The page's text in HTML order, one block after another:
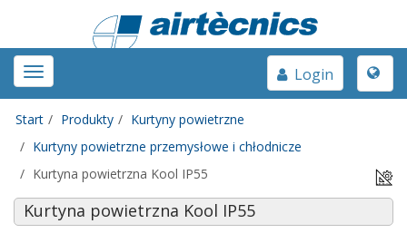
Toggle
navigation
Toggle
Login
Start Produkty
Kurtyny powietrzne
Kurtyny powietrzne przemysłowe i chłodnicze
Kurtyna powietrzna Kool IP55
Kurtyna powietrzna Kool IP55